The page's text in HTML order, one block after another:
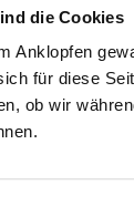
die Cookies
Anklopfen
für diese
ob wir
des
51 ou par mail
questions.